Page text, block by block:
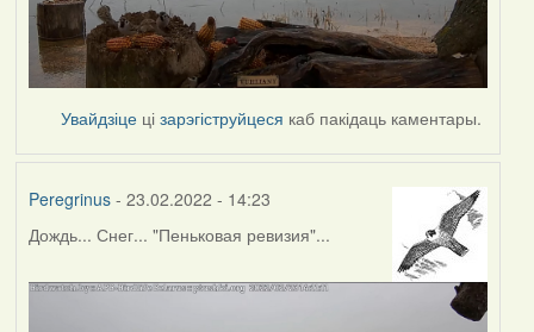
Увайдзіце цізарэгіструйцеся каб пакідаць каментары.
Peregrinus- 23.02.2022 - 14:23
Дождь... Снег... "Пеньковая ревизия"...